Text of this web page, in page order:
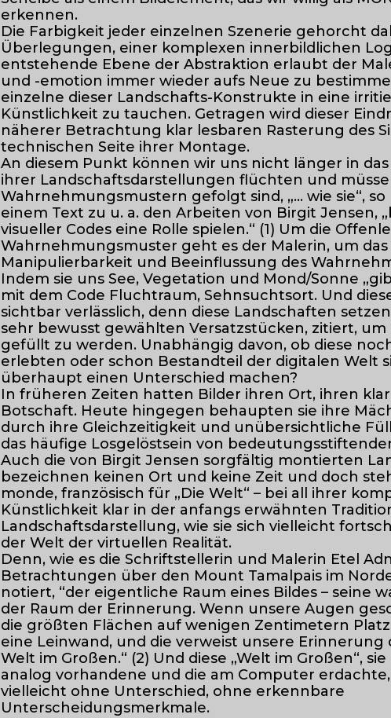
erkennen.
Die Farbigkeit jeder einzelnen Szenerie gehorcht
Überlegungen, einer komplexen innerbildlichen
entstehende Ebene der Abstraktion erlaubt der
und -emotion immer wieder aufs Neue zu
einzelne dieser Landschafts-Konstrukte in eine
Künstlichkeit zu tauchen. Getragen wird dieser
näherer Betrachtung klar lesbaren Rasterung des
technischen Seite ihrer Montage.
An diesem Punkt können wir uns nicht länger in
ihrer Landschaftsdarstellungen flüchten und
Wahrnehmungsmustern gefolgt sind, „... wie sie“,
einem Text zu u. a. den Arbeiten von Birgit Jensen,
visueller Codes eine Rolle spielen.“ (1) Um die
Wahrnehmungsmuster geht es der Malerin, um
Manipulierbarkeit und Beeinflussung des
Indem sie uns See, Vegetation und Mond/Sonne
mit dem Code Fluchtraum, Sehnsuchtsort. Und
sichtbar verlässlich, denn diese Landschaften
sehr bewusst gewählten Versatzstücken, zitiert,
gefüllt zu werden. Unabhängig davon, ob diese
erlebten oder schon Bestandteil der digitalen Welt
überhaupt einen Unterschied machen?
In früheren Zeiten hatten Bilder ihren Ort, ihren
Botschaft. Heute hingegen behaupten sie ihre
durch ihre Gleichzeitigkeit und unübersichtliche
das häufige Losgelöstsein von
Auch die von Birgit Jensen sorgfältig montierten
bezeichnen keinen Ort und keine Zeit und doch
monde, französisch für „Die Welt“ – bei all ihrer
Künstlichkeit klar in der anfangs erwähnten
Landschaftsdarstellung, wie sie sich vielleicht
der Welt der virtuellen Realität.
Denn, wie es die Schriftstellerin und Malerin Etel
Betrachtungen über den Mount Tamalpais im
notiert, “der eigentliche Raum eines Bildes – seine
der Raum der Erinnerung. Wenn unsere Augen
die größten Flächen auf wenigen Zentimetern
eine Leinwand, und die verweist unsere Erinnerung
Welt im Großen.“ (2) Und diese „Welt im Großen“,
analog vorhandene und die am Computer
vielleicht ohne Unterschied, ohne erkennbare
Unterscheidungsmerkmale.